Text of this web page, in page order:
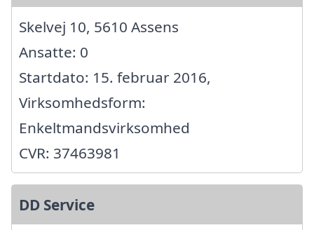
Skelvej 10, 5610 Assens
Ansatte: 0
Startdato: 15. februar 2016,
Virksomhedsform:
Enkeltmandsvirksomhed
CVR: 37463981
DD Service